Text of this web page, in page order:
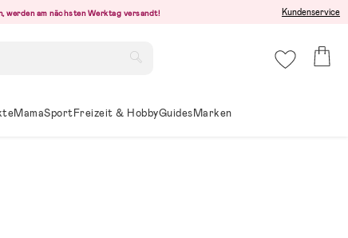
werden am nächsten Werktag versandt! Kundenservice
MamaSportFreizeit & HobbyGuidesMarken